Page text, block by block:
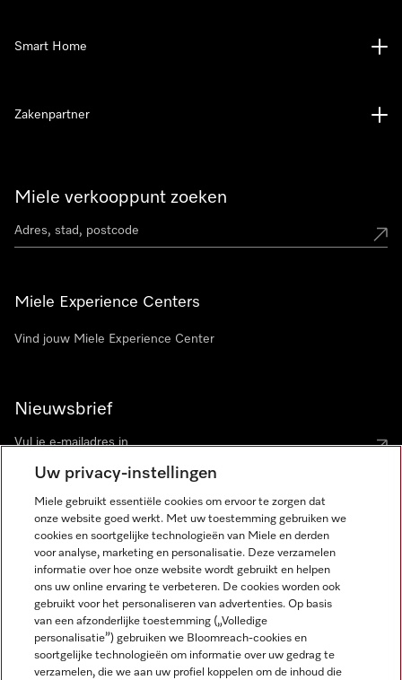
Miele verkooppunt zoeken
Miele Experience Centers
Vind jouw Miele Experience Center
Nieuwsbrief
Smart Home
Zakenpartner
Miele op Instagram
Miele op Facebook
Miele op Youtube
Uw privacy-instellingen
Miele gebruikt essentiële cookies om ervoor te zorgen dat
onze website goed werkt. Met uw toestemming gebruiken we
cookies en soortgelijke technologieën van Miele en derden
voor analyse, marketing en personalisatie. Deze verzamelen
informatie over hoe onze website wordt gebruikt en helpen
ons uw online ervaring te verbeteren. De cookies worden ook
gebruikt voor het personaliseren van advertenties. Op basis
van een afzonderlijke toestemming („Volledige
personalisatie”) gebruiken we Bloomreach-cookies en
soortgelijke technologieën om informatie over uw gedrag te
verzamelen, die we aan uw profiel koppelen om de inhoud die